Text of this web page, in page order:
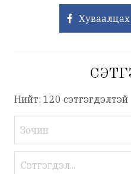
Хуваалцах
Нийт: 120 сэтгэгдэлтэй